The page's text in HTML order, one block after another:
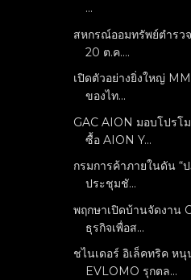
...
สหกรณ์ออมทรัพย์ตำรว
20 ต.ค....
เปิดตัวอย่างยิ่งใหญ่
ของไท...
GAC AION มอบโปร
ซื้อ AION Y...
กรมการค้าภายในดัน “
ประชุมชั...
พฤกษาเปิดบ้านจัดงาน
ธุรกิจเพื่อส...
ชไนเดอร์ อิเล็คทริค ห
EVLOMO รุกตล...